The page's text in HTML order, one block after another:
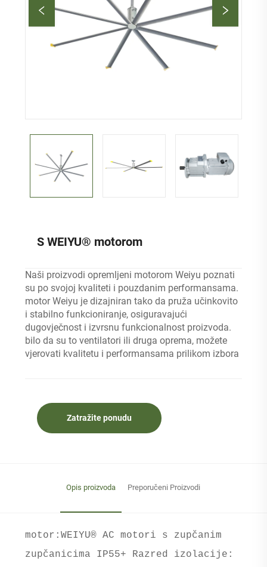
S WEIYU® motorom
Naši proizvodi opremljeni motorom Weiyu poznati
su po svojoj kvaliteti i pouzdanim performansama.
motor Weiyu je dizajniran tako da pruža učinkovito
i stabilno funkcioniranje, osiguravajući
dugovječnost i izvrsnu funkcionalnost proizvoda.
bilo da su to ventilatori ili druga oprema, možete
vjerovati kvalitetu i performansama prilikom izbora
Zatražite ponudu
Opis proizvoda Preporučeni Proizvodi
motor:WEIYU® AC motori s zupčanim
zupčanicima IP55+ Razred izolacije: